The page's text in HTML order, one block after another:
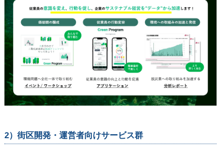
2）街区開発・運営者向けサービス群